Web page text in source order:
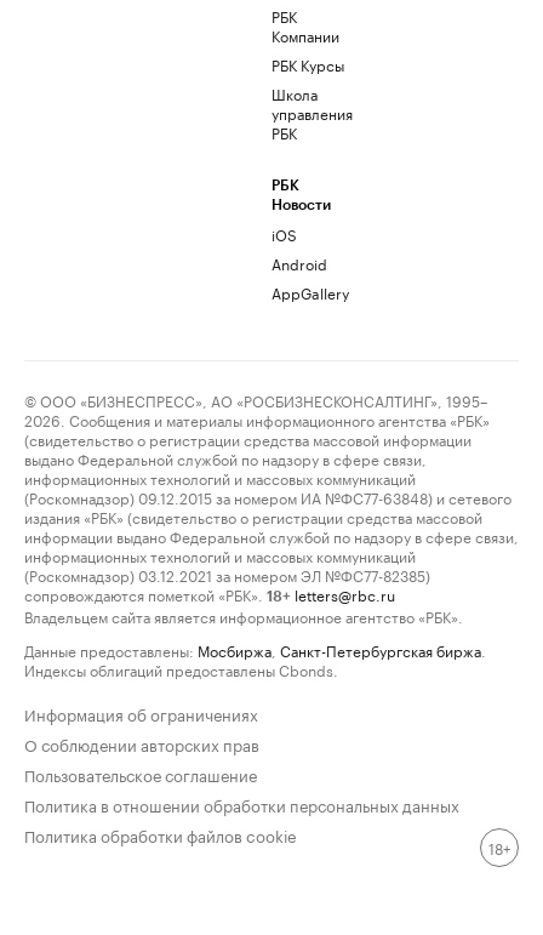
РБК
Компании
РБК Курсы
Школа
управления
РБК
РБК
Новости
iOS
Android
AppGallery
© ООО «БИЗНЕСПРЕСС», АО «РОСБИЗНЕСКОНСАЛТИНГ», 1995–
2026. Сообщения и материалы информационного агентства «РБК»
(свидетельство о регистрации средства массовой информации
выдано Федеральной службой по надзору в сфере связи,
информационных технологий и массовых коммуникаций
(Роскомнадзор) 09.12.2015 за номером ИА №ФС77-63848) и сетевого
издания «РБК» (свидетельство о регистрации средства массовой
информации выдано Федеральной службой по надзору в сфере связи,
информационных технологий и массовых коммуникаций
(Роскомнадзор) 03.12.2021 за номером ЭЛ №ФС77-82385)
сопровождаются пометкой «РБК».
18+ letters@rbc.ru
Владельцем сайта является информационное агентство «РБК».
Данные предоставлены: Мосбиржа Санкт-Петербургская биржа
Индексы облигаций предоставлены Cbonds.
Информация об ограничениях
О соблюдении авторских прав
Пользовательское соглашение
Политика в отношении обработки персональных данных
Политика обработки файлов cookie
18+